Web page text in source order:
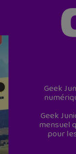
Geek
Geek
mensuel
pour